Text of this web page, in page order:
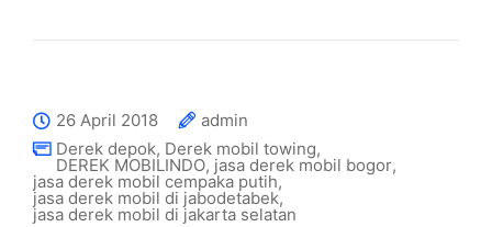
26 April 2018
admin
Derek depok, Derek mobil towing,
DEREK MOBILINDO, jasa derek mobil bogor,
jasa derek mobil cempaka putih,
jasa derek mobil di jabodetabek,
jasa derek mobil di jakarta selatan